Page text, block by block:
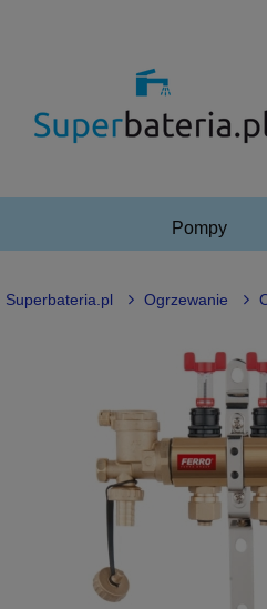
Pompy
Superbateria.pl Ogrzewanie